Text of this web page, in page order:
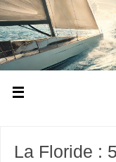
La Floride :